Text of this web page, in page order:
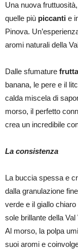
Una nuova
quelle più piccanti e
Pinova.
aromi naturali della
Dalle sfumature
banana, le pere e il
calda miscela di
morso, il perfetto
crea un incredibile
La consistenza
La buccia spessa e
dalla granulazione
verde e il giallo
sole brillante della Val
Al morso, la polpa
suoi aromi e